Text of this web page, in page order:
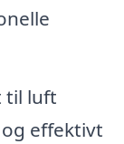
til luft
effektivt